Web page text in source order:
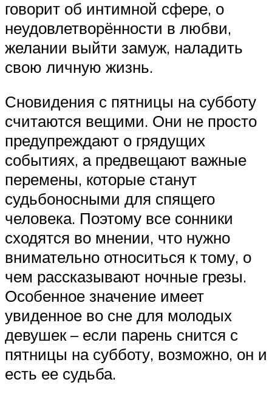
говорит об интимной сфере, о
неудовлетворённости в любви,
желании выйти замуж, наладить
свою личную жизнь.
Сновидения с пятницы на субботу
считаются вещими. Они не просто
предупреждают о грядущих
событиях, а предвещают важные
перемены, которые станут
судьбоносными для спящего
человека. Поэтому все сонники
сходятся во мнении, что нужно
внимательно относиться к тому, о
чем рассказывают ночные грезы.
Особенное значение имеет
увиденное во сне для молодых
девушек – если парень снится с
пятницы на субботу, возможно, он и
есть ее судьба.